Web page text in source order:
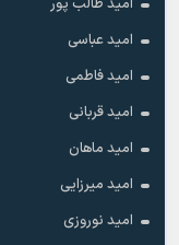
امید طالب پور
امید عباسی
امید فاطمی
امید قربانی
امید ماهان
امید میرزایی
امید نوروزی